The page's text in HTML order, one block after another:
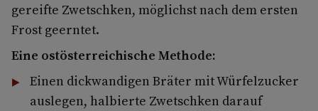
gereifte Zwetschken, möglichst nach dem ersten
Frost geerntet.
Eine ostösterreichische Methode:
Einen dickwandigen Bräter mit Würfelzucker
auslegen, halbierte Zwetschken darauf